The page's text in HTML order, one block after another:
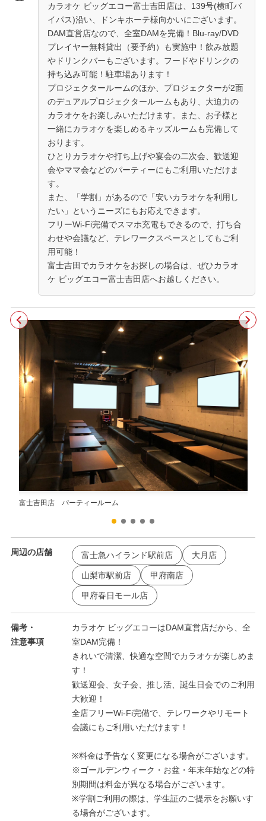
カラオケ ビッグエコー富士吉田店は、139号(横町バ
イパス)沿い、ドンキホーテ様向かいにございます。
DAM直営店なので、全室DAMを完備！Blu-ray/DVD
プレイヤー無料貸出（要予約）も実施中！飲み放題
やドリンクバーもございます。フードやドリンクの
持ち込み可能！駐車場あります！
プロジェクタールームのほか、プロジェクターが2面
のデュアルプロジェクタールームもあり、大迫力の
カラオケをお楽しみいただけます。また、お子様と
一緒にカラオケを楽しめるキッズルームも完備して
おります。
ひとりカラオケや打ち上げや宴会の二次会、歓送迎
会やママ会などのパーティーにもご利用いただけま
す。
また、「学割」があるので「安いカラオケを利用し
たい」というニーズにもお応えできます。
フリーWi-Fi完備でスマホ充電もできるので、打ち合
わせや会議など、テレワークスペースとしてもご利
用可能！
富士吉田でカラオケをお探しの場合は、ぜひカラオ
ケ ビッグエコー富士吉田店へお越しください。
富士吉田店 パーティールーム
周辺の店舗 富士急ハイランド駅前店 大月店
山梨市駅前店 甲府南店
甲府春日モール店
備考・
注意事項
カラオケ ビッグエコーはDAM直営店だから、全
室DAM完備！
きれいで清潔、快適な空間でカラオケが楽しめま
す！
歓送迎会、女子会、推し活、誕生日会でのご利用
大歓迎！
全店フリーWi-Fi完備で、テレワークやリモート
会議にもご利用いただけます！
※料金は予告なく変更になる場合がございます。
※ゴールデンウィーク・お盆・年末年始などの特
別期間は料金が異なる場合がございます。
※学割ご利用の際は、学生証のご提示をお願いす
る場合がございます。